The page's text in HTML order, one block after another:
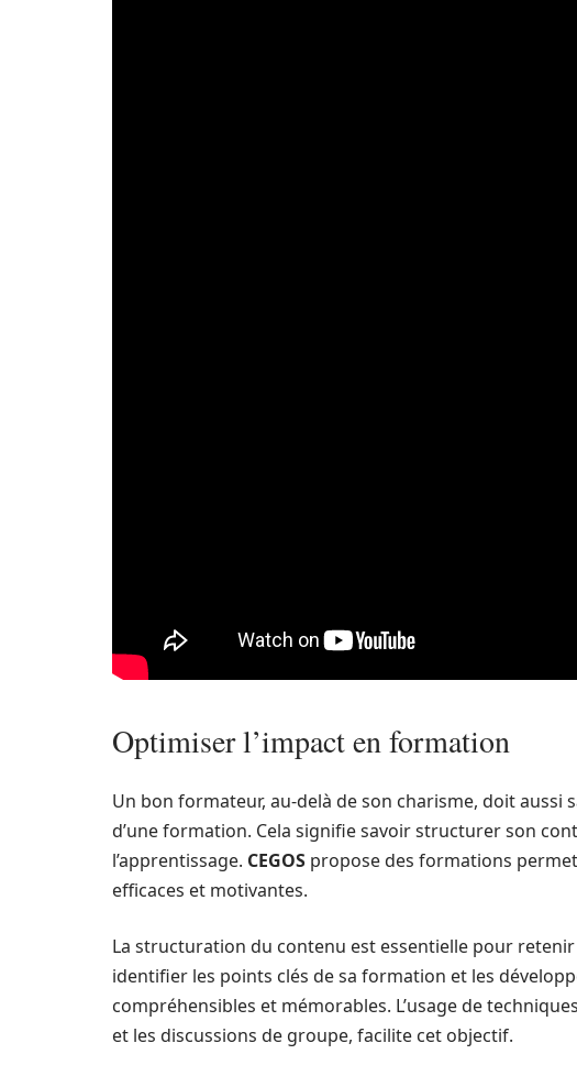
Optimiser l’impact en formation
Un bon formateur, au-delà de son charisme, doit
d’une formation. Cela signifie savoir structurer son
l’apprentissage. CEGOS propose des formations
efficaces et motivantes.
La structuration du contenu est essentielle pour
identifier les points clés de sa formation et les
compréhensibles et mémorables. L’usage de
et les discussions de groupe, facilite cet objectif.